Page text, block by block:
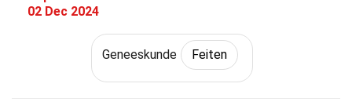
02 Dec 2024
Geneeskunde Feiten